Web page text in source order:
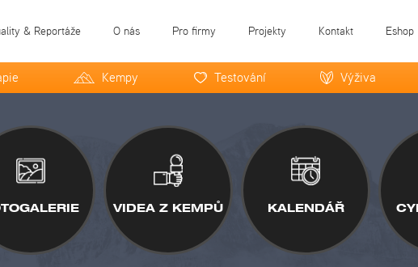
& Reportáže O nás Pro firmy Projekty Kontakt Eshop
Kempy Testování Výživa
VIDEA Z KEMPŮ KALENDÁŘ